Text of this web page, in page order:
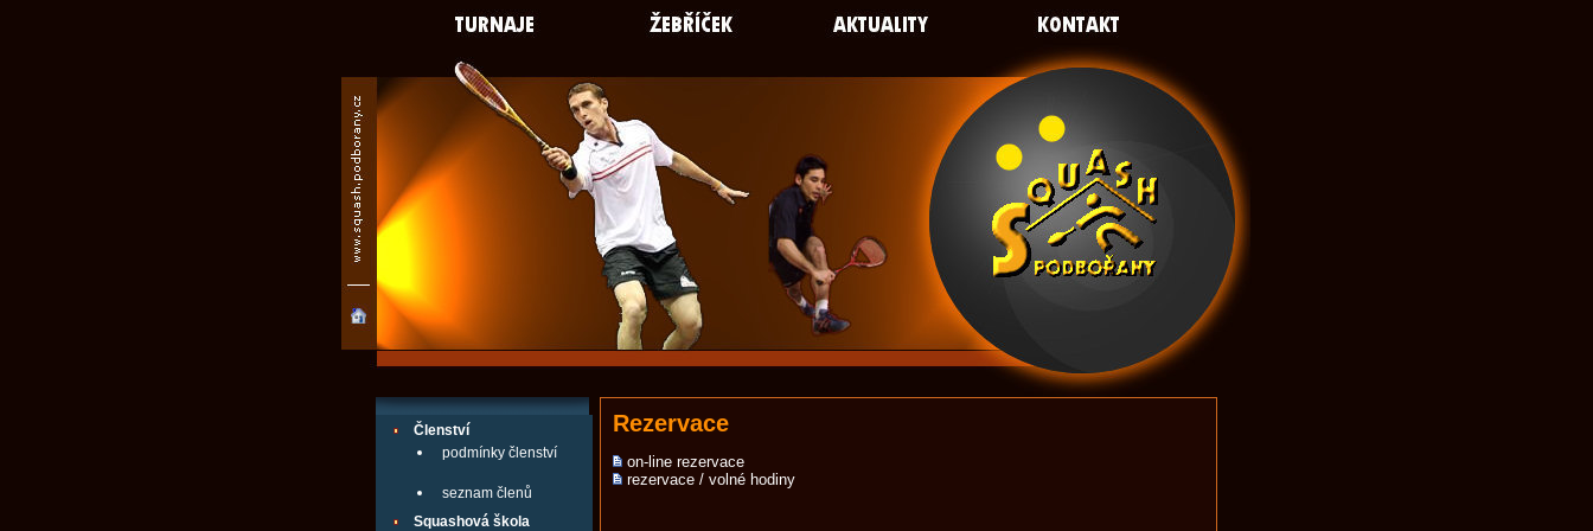
Členství
podmínky členství
seznam členů
Squashová škola
Rezervace
on-line rezervace
rezervace / volné hodiny